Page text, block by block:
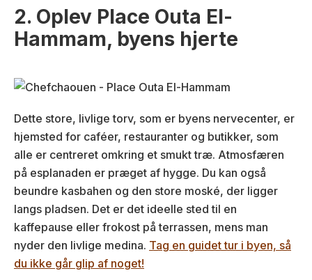
2. Oplev Place Outa El-
Hammam, byens hjerte
Dette store, livlige torv, som er byens nervecenter, er
hjemsted for caféer, restauranter og butikker, som
alle er centreret omkring et smukt træ. Atmosfæren
på esplanaden er præget af hygge. Du kan også
beundre kasbahen og den store moské, der ligger
langs pladsen. Det er det ideelle sted til en
kaffepause eller frokost på terrassen, mens man
nyder den livlige medina. Tag en guidet tur i byen, så
du ikke går glip af noget!